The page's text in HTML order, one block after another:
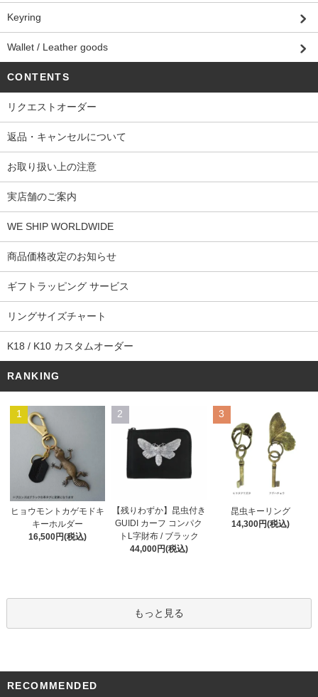
Keyring
Wallet / Leather goods
CONTENTS
リクエストオーダー
返品・キャンセルについて
お取り扱い上の注意
実店舗のご案内
WE SHIP WORLDWIDE
商品価格改定のお知らせ
ギフトラッピング サービス
リングサイズチャート
K18 / K10 カスタムオーダー
RANKING
1
ヒョウモントカゲモドキ
キーホルダー
16,500円(税込)
2
【残りわずか】昆虫付き
GUIDI カーフ コンパク
トL字財布 / ブラック
44,000円(税込)
3
昆虫キーリング
14,300円(税込)
もっと見る
RECOMMENDED